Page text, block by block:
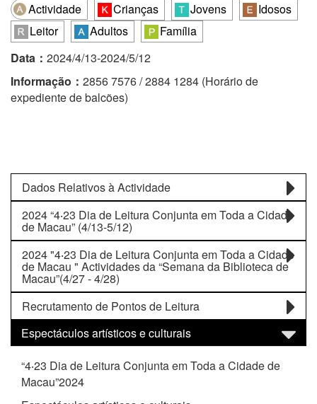
Actividade Crianças Jovens
Idosos
Leitor
Adultos
Família
Data： 2024/4/13-2024/5/12
Informação： 2856 7576 / 2884 1284 (Horário de
expediente de balcões)
Dados Relativos à Actividade
2024 “4‧23 Dia de Leitura Conjunta em Toda a Cidade
de Macau” (4/13-5/12)
2024 "4‧23 Dia de Leitura Conjunta em Toda a Cidade
de Macau " Actividades da “Semana da Biblioteca de
Macau”(4/27 - 4/28)
Recrutamento de Pontos de Leitura
Espectáculos artísticos e culturais
“4‧23 Dia de Leitura Conjunta em Toda a Cidade de
Macau”2024